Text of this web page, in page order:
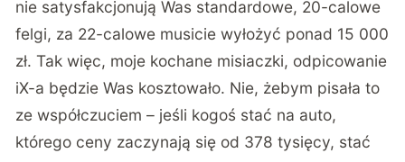
nie satysfakcjonują Was standardowe, 20-calowe
felgi, za 22-calowe musicie wyłożyć ponad 15 000
zł. Tak więc, moje kochane misiaczki, odpicowanie
iX-a będzie Was kosztowało. Nie, żebym pisała to
ze współczuciem – jeśli kogoś stać na auto,
którego ceny zaczynają się od 378 tysięcy, stać